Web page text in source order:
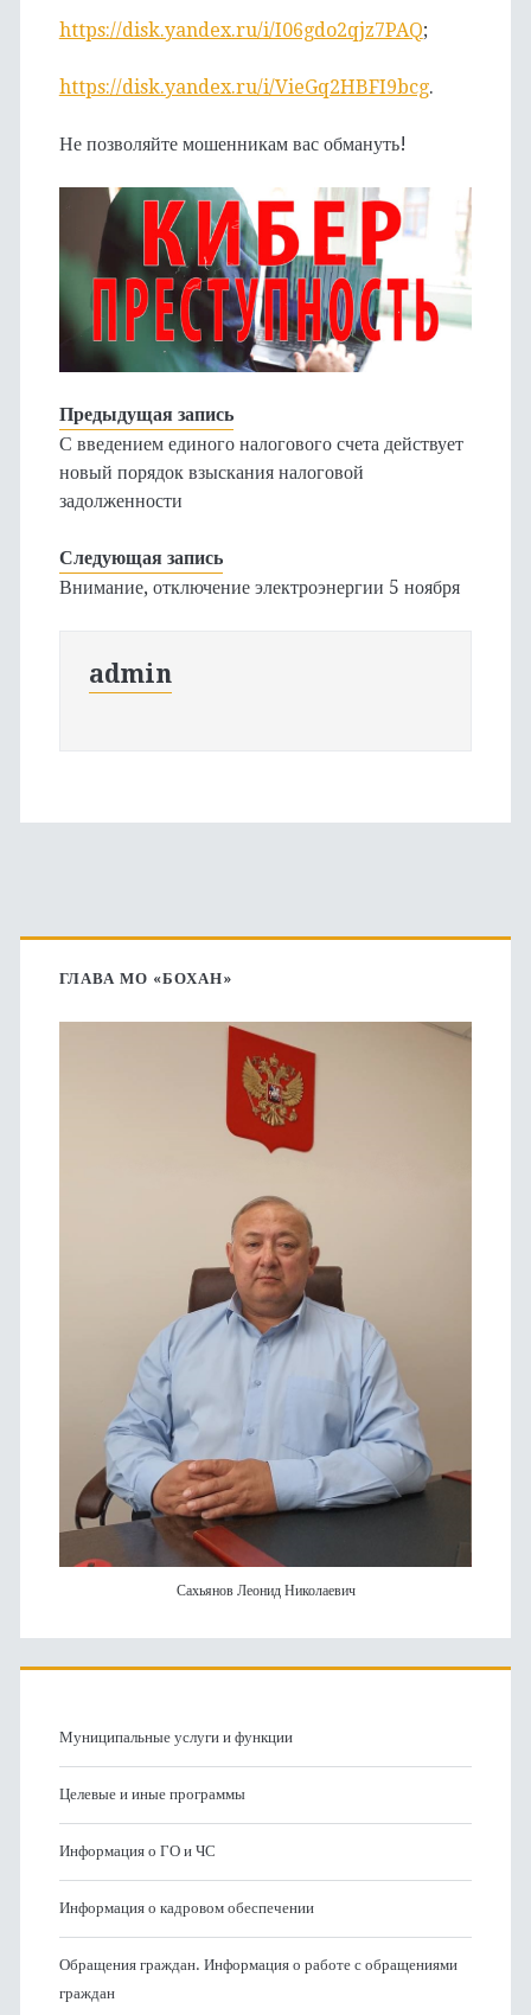
https://disk.yandex.ru/i/I06gdo2qjz7PAQ;
https://disk.yandex.ru/i/VieGq2HBFI9bcg.
Не позволяйте мошенникам вас обмануть!
Предыдущая запись
С введением единого налогового счета действует
новый порядок взыскания налоговой
задолженности
Следующая запись
Внимание, отключение электроэнергии 5 ноября
admin
Основная
боковая
ГЛАВА МО «БОХАН»
Сахьянов Леонид Николаевич
Муниципальные услуги и функции
Целевые и иные программы
Информация о ГО и ЧС
Информация о кадровом обеспечении
Обращения граждан. Информация о работе с обращениями
граждан